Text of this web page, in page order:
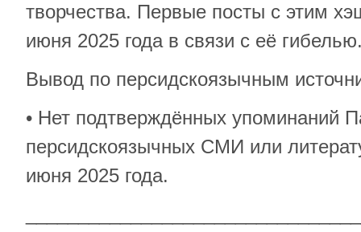
творчества. Первые посты с этим
июня 2025 года в связи с её
Вывод по персидскоязычным
• Нет подтверждённых упоминаний
персидскоязычных СМИ или
июня 2025 года.